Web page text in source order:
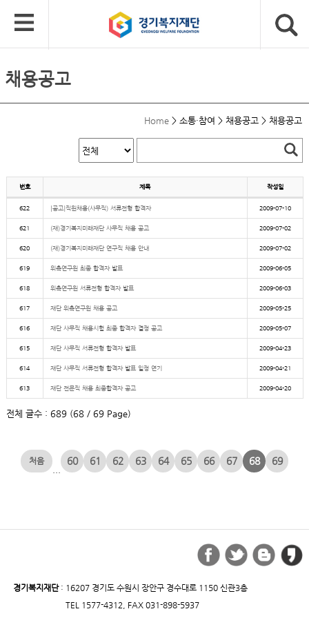
채용공고
Home > 소통·참여 > 채용공고 > 채용공고
번호 제목 작성일
622 [공고]직원채용(사무직) 서류전형 합격자 2009-07-10
621 (재)경기복지미래재단 사무직 채용 공고 2009-07-02
620 (재)경기복지미래재단 연구직 채용 안내 2009-07-02
619 위촉연구원 최종 합격자 발표 2009-06-05
618 위촉연구원 서류전형 합격자 발표 2009-06-03
617 재단 위촉연구원 채용 공고 2009-05-25
616 재단 사무직 채용시험 최종 합격자 결정 공고 2009-05-07
615 재단 사무직 서류전형 합격자 발표 2009-04-23
614 재단 사무직 서류전형 합격자 발표 일정 연기 2009-04-21
613 재단 전문직 채용 최종합격자 공고 2009-04-20
전체 글수 : 689 (68 / 69 Page)
60 61 62 63 64 65 66 67 68 69
경기복지재단: 16207 경기도 수원시 장안구 경수대로 1150 신관3층
TEL 1577-4312, FAX 031-898-5937